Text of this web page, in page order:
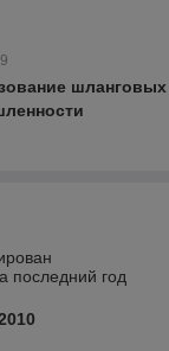
шланговых
последний год